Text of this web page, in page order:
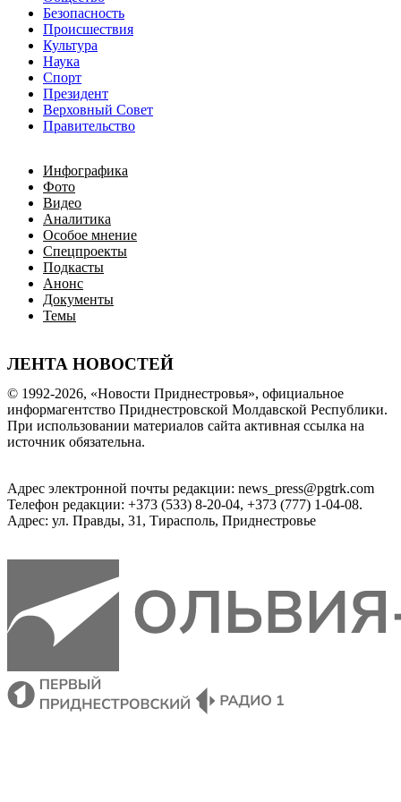
Безопасность
Происшествия
Культура
Наука
Спорт
Президент
Верховный Совет
Правительство
Инфографика
Фото
Видео
Аналитика
Особое мнение
Спецпроекты
Подкасты
Анонс
Документы
Темы
ЛЕНТА НОВОСТЕЙ
© 1992-2026, «Новости Приднестровья», официальное
информагентство Приднестровской Молдавской Республики.
При использовании материалов сайта активная ссылка на
источник обязательна.
Адрес электронной почты редакции: news_press@pgtrk.com
Телефон редакции: +373 (533) 8-20-04, +373 (777) 1-04-08.
Адрес: ул. Правды, 31, Тирасполь, Приднестровье